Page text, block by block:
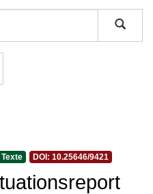
der
DOI: 10.25646/9421